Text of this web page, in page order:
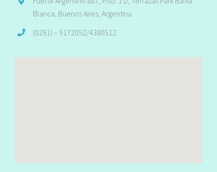
Blanca, Buenos Aires, Argentina
(0291) – 5172052/4380512